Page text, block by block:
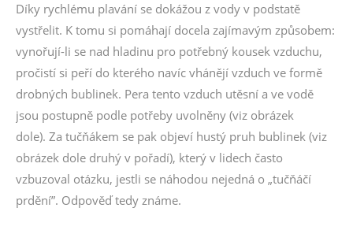
Díky rychlému plavání se dokážou z vody v podstatě
vystřelit. K tomu si pomáhají docela zajímavým způsobem:
vynořují-li se nad hladinu pro potřebný kousek vzduchu,
pročistí si peří do kterého navíc vhánějí vzduch ve formě
drobných bublinek. Pera tento vzduch utěsní a ve vodě
jsou postupně podle potřeby uvolněny (viz obrázek
dole). Za tučňákem se pak objeví hustý pruh bublinek (viz
obrázek dole druhý v pořadí), který v lidech často
vzbuzoval otázku, jestli se náhodou nejedná o „tučňáčí
prdění”. Odpověď tedy známe.